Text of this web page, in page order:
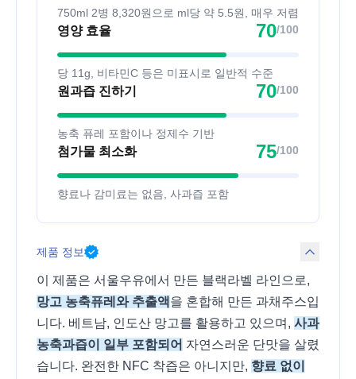
750ml 2병 8,320원으로 ml당 약 5.5원, 매우 저렴
영양 효율 70/100
당 11g, 비타민C 등은 미표시로 일반적 수준
원과즙 진하기 70/100
농축 퓨레 포함이나 정제수 기반
첨가물 최소화 75/100
향료나 감미료는 없음, 사과즙 포함
제품 정보
이 제품은 서울우유에서 만든 블랙라벨 라인으로,
망고 농축퓨레와 추출액을 혼합해 만든 과채주스입
니다. 베트남, 인도산 망고를 활용하고 있으며, 사과
농축과즙이 일부 포함되어 자연스러운 단맛을 살렸
습니다. 완전한 NFC 착즙은 아니지만, 향료 없이